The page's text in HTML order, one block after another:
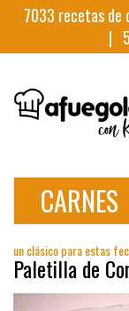
7033 recetas
|
CARNES
un clásico para estas
Paletilla de